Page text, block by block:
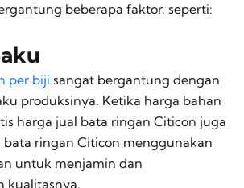
beberapa faktor, seperti:
per biji sangat bergantung dengan
produksinya. Ketika harga bahan
harga jual bata ringan Citicon juga
ringan Citicon menggunakan
untuk menjamin dan
kualitasnya.